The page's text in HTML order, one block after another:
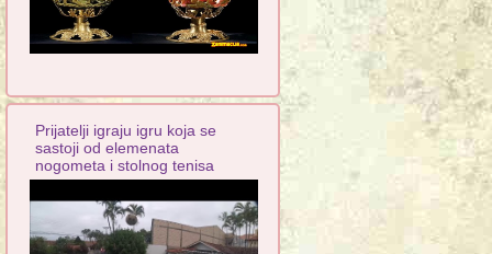
Prijatelji igraju igru koja se
sastoji od elemenata
nogometa i stolnog tenisa